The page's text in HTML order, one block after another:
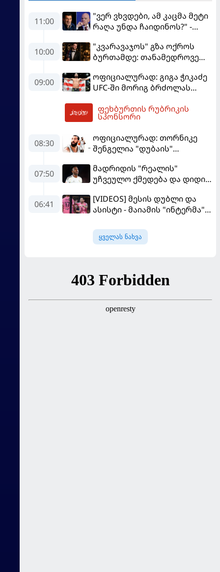
11:00
"ვერ ვხვდები, ამ კაცმა მეტი
რაღა უნდა ჩაიდინოს?" -
გადადგომას მოითხოვს
10:00
"კვარავაჯოს" გზა ოქროს
ბურთამდე: თანამედროვე
09:00
ოფიციალურად: გიგა ჭიკაძე
UFC-ში მორიგ ბრძოლას
ფეხბურთის რუბრიკის
სპონსორი
08:30
ოფიციალურად: თორნიკე
შენგელია "დუბაის"
07:50
მადრიდის "რეალის"
უჩვეულო ქმედება და დიდი
მომავალი გადაწყდა
06:41
[VIDEOS] მესის დუბლი და
ასისტი - მაიამის "ინტერმა"
ყველას ნახვა